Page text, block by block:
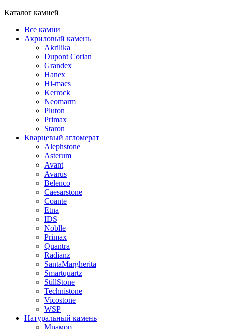
Каталог камней
Все камни
Акриловый камень
Akrilika
Dupont Corian
Grandex
Hanex
Hi-macs
Kerrock
Neomarm
Pluton
Primax
Staron
Кварцевый агломерат
Alephstone
Asterum
Avant
Avarus
Belenco
Caesarstone
Coante
Etna
IDS
Noblle
Primax
Quantra
Radianz
SantaMargherita
Smartquartz
StillStone
Technistone
Vicostone
WSP
Натуральный камень
Мрамор